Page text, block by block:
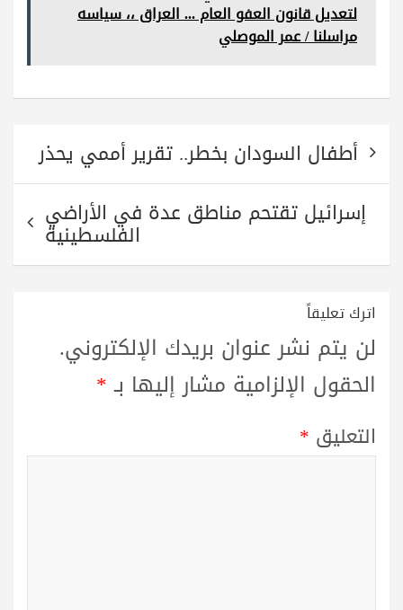
m
pp
لتعديل قانون العفو العام ... العراق ،، سياسه
مراسلنا / عمر الموصلي
تصفّح
المقالات
أطفال السودان بخطر.. تقرير أممي يحذر
إسرائيل تقتحم مناطق عدة في الأراضي
الفلسطينية
اترك تعليقاً
لن يتم نشر عنوان بريدك الإلكتروني.
الحقول الإلزامية مشار إليها بـ*
التعليق *